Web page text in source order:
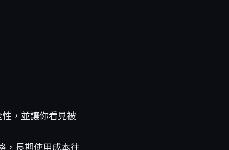
，並讓你看見被
，長期使用成本往